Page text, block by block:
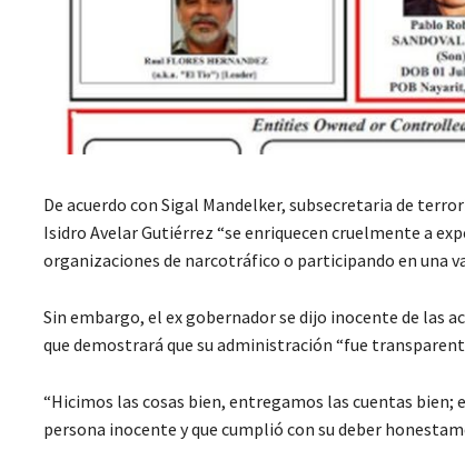
De acuerdo con Sigal Mandelker, subsecretaria de
Isidro Avelar Gutiérrez “se enriquecen cruelmente a
organizaciones de narcotráfico o participando en una
Sin embargo, el ex gobernador se dijo inocente de las
que demostrará que su administración “fue
“Hicimos las cosas bien, entregamos las cuentas bien;
persona inocente y que cumplió con su deber